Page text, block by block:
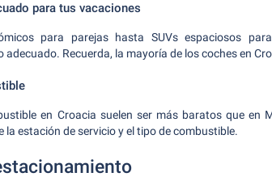
para tus vacaciones
para parejas hasta SUVs espaciosos
adecuado. Recuerda, la mayoría de los coches en
en Croacia suelen ser más baratos que en
la estación de servicio y el tipo de combustible.